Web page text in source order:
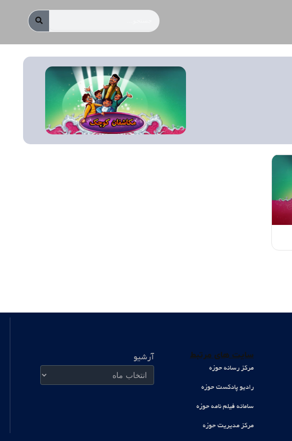
جستجو
سایت های مرتبط
مرکز رسانه حوزه
رادیو پادکست حوزه
سامانه فیلم نامه حوزه
مرکز مدیریت حوزه
آرشیو
آرشیو